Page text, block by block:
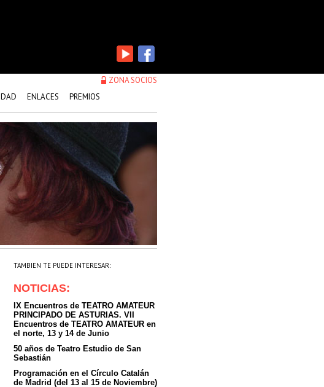
ZONA SOCIOS
ENLACES
PREMIOS
TAMBIEN TE PUEDE INTERESAR:
NOTICIAS:
IX Encuentros de TEATRO AMATEUR
PRINCIPADO DE ASTURIAS. VII
Encuentros de TEATRO AMATEUR en
el norte, 13 y 14 de Junio
50 años de Teatro Estudio de San
Sebastián
Programación en el Círculo Catalán
de Madrid (del 13 al 15 de Noviembre)